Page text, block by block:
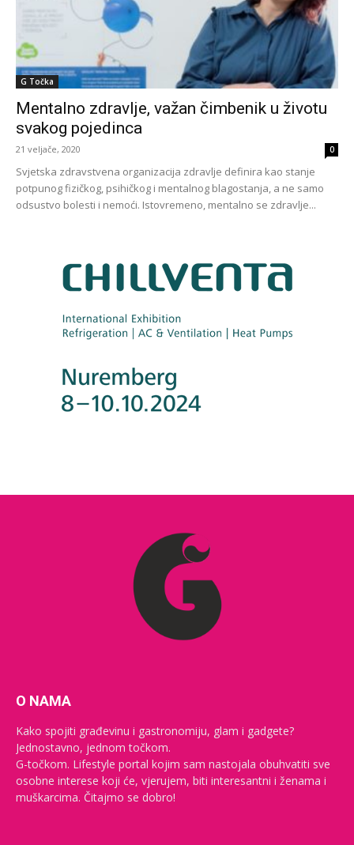
G Točka
Mentalno zdravlje, važan čimbenik u životu
svakog pojedinca
21 veljače, 2020 0
Svjetska zdravstvena organizacija zdravlje definira kao stanje
potpunog fizičkog, psihičkog i mentalnog blagostanja, a ne samo
odsustvo bolesti i nemoći. Istovremeno, mentalno se zdravlje...
O NAMA
Kako spojiti građevinu i gastronomiju, glam i gadgete?
Jednostavno, jednom točkom.
G-točkom. Lifestyle portal kojim sam nastojala obuhvatiti sve
osobne interese koji će, vjerujem, biti interesantni i ženama i
muškarcima. Čitajmo se dobro!